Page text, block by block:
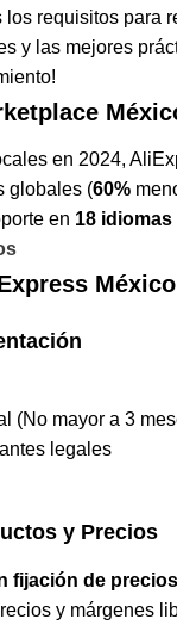
requisitos para
y las mejores
en 2024,
globales (60%
en 18 idiomas
(No mayor a 3
legales
y Precios
fijación de precios
y márgenes